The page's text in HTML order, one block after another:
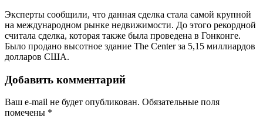
Эксперты сообщили, что данная сделка стала самой крупной
на международном рынке недвижимости. До этого рекордной
считала сделка, которая также была проведена в Гонконге.
Было продано высотное здание The Center за 5,15 миллиардов
долларов США.
Добавить комментарий
Ваш e-mail не будет опубликован. Обязательные поля
помечены *